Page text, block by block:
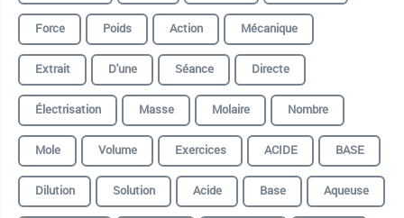
Force
Poids Action
Mécanique
Extrait
D'une Séance
Directe
Électrisation
Masse Molaire
Nombre
Mole
Volume Exercices ACIDE
BASE
Dilution
Solution Acide Base
Aqueuse